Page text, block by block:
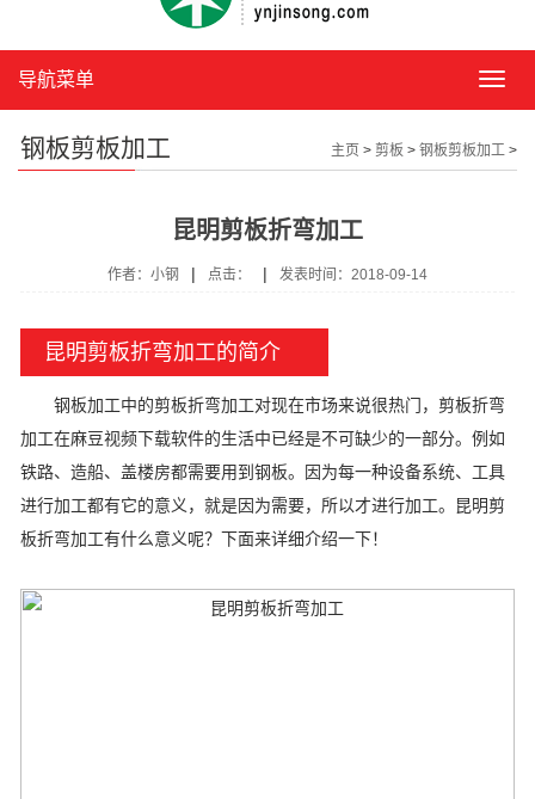
导
单
导航菜单
钢板剪板加工 主页 > 剪板 > 钢板剪板加工 >
昆明剪板折弯加工
作者：小钢 | 点击： | 发表时间：2018-09-14
昆明剪板折弯加工的简介
钢板加工中的剪板折弯加工对现在市场来说很热门，剪板折弯
加工在麻豆视频下载软件的生活中已经是不可缺少的一部分。例如
铁路、造船、盖楼房都需要用到钢板。因为每一种设备系统、工具
进行加工都有它的意义，就是因为需要，所以才进行加工。昆明剪
板折弯加工有什么意义呢？下面来详细介绍一下！